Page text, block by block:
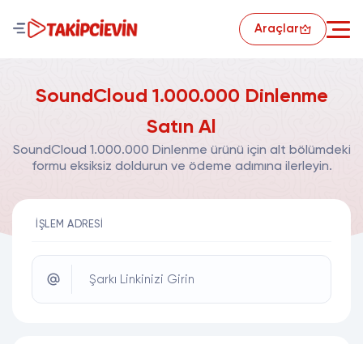
Araçlar
SoundCloud 1.000.000 Dinlenme
Satın Al
SoundCloud 1.000.000 Dinlenme ürünü için alt bölümdeki
formu eksiksiz doldurun ve ödeme adımına ilerleyin.
İŞLEM ADRESI
Şarkı Linkinizi Girin